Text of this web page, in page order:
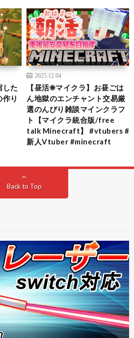
した
り
2025.12.04
【昼活☀マイクラ】お昼ごは
ん地獄のエンチャント交易厳
選のんびり雑談マインクラフ
ト【マイクラ統合版/free
talk Minecraft】 #vtubers #
新人Vtuber #minecraft
Back to Top